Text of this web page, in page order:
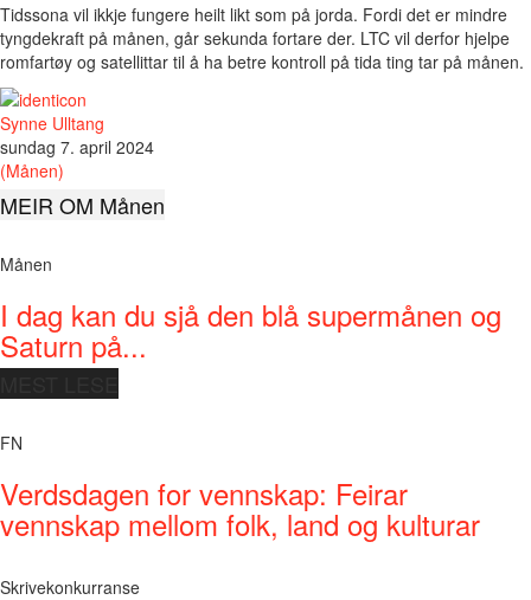
Tidssona vil ikkje fungere heilt likt som på jorda. Fordi det er mindre
tyngdekraft på månen, går sekunda fortare der. LTC vil derfor hjelpe
romfartøy og satellittar til å ha betre kontroll på tida ting tar på månen.
Synne Ulltang
sundag 7. april 2024
(Månen)
MEIR OM Månen
Månen
I dag kan du sjå den blå supermånen og
Saturn på...
FN
Verdsdagen for vennskap: Feirar
vennskap mellom folk, land og kulturar
Skrivekonkurranse